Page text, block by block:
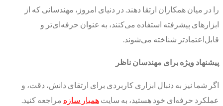
را در میان همکاران ارتقا دهند. در دنیای امروز، مهندسانی که از
ابزارهای پیشرفته استفاده می‌کنند، به عنوان حرفه‌ای‌تر و
قابل‌اعتمادتر شناخته می‌شوند.
پیشنهاد ویژه برای مهندسان ناظر
اگر شما نیز به دنبال ابزاری کاربردی برای ارتقای دانش، دقت، و
عملکرد حرفه‌ای خود هستید، به سایت همیار سازه مراجعه کنید.